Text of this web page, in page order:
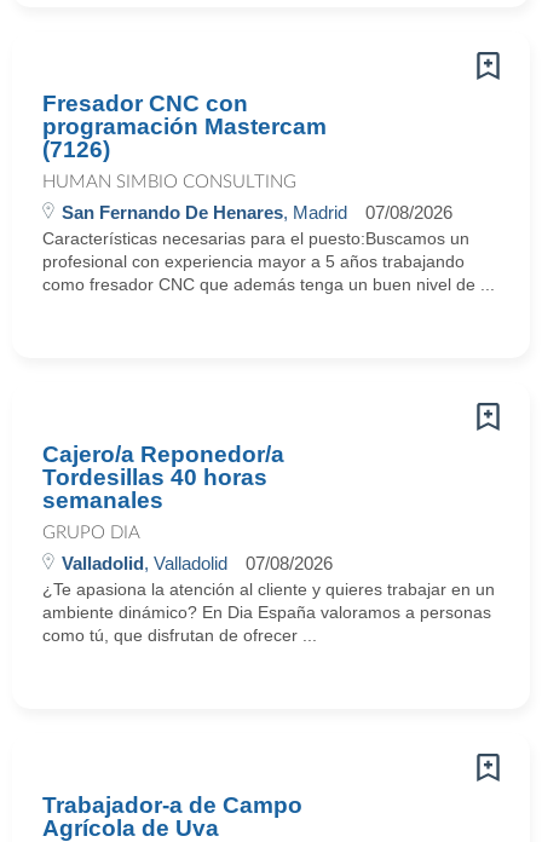
Fresador CNC con
programación Mastercam
(7126)
HUMAN SIMBIO CONSULTING
San Fernando De Henares, Madrid 07/08/2026
Características necesarias para el puesto:Buscamos un
profesional con experiencia mayor a 5 años trabajando
como fresador CNC que además tenga un buen nivel de ...
Cajero/a Reponedor/a
Tordesillas 40 horas
semanales
GRUPO DIA
Valladolid, Valladolid 07/08/2026
¿Te apasiona la atención al cliente y quieres trabajar en un
ambiente dinámico? En Dia España valoramos a personas
como tú, que disfrutan de ofrecer ...
Trabajador-a de Campo
Agrícola de Uva